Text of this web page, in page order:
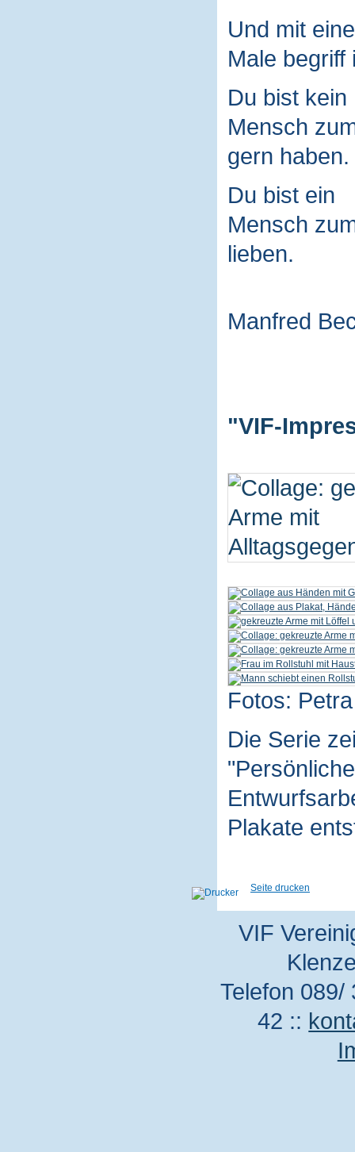
Und mit
Male begriff
Du bist kein
Mensch
gern haben.
Du bist ein
Mensch
lieben.
Manfred
"VIF-
Fotos:
Die Serie
Plakate
Seite drucken
VIF
Telefon
42 ::